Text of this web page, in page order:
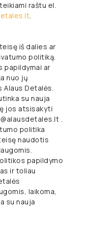
raštu el.
.
iš dalies ar
politiką.
papildymai ar
nuo jų
Alaus Detalės.
su nauja
jos atsisakyti
.
politika
naudotis
papildymo
ir toliau
laikoma,
su nauja